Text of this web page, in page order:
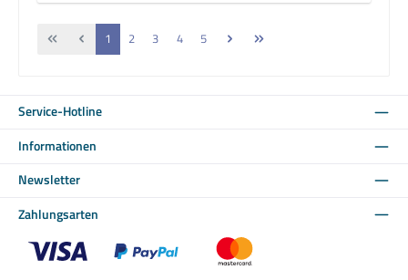
Seite
1 Seite
2 Seite
3 Seite
4 Seite
5
Service-Hotline
Informationen
Newsletter
Zahlungsarten